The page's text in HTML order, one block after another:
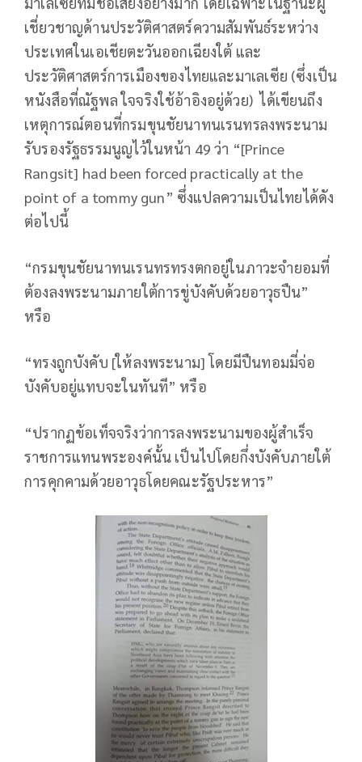
เชี่ยวชาญด้านประวัติศาสตร์ความสัมพันธ์ระหว่าง
ประเทศในเอเชียตะวันออกเฉียงใต้ และ
ประวัติศาสตร์การเมืองของไทยและมาเลเซีย (ซึ่งเป็น
หนังสือที่ณัฐพล ใจจริงใช้อ้าอิงอยู่ด้วย) ได้เขียนถึง
เหตุการณ์ตอนที่กรมขุนชัยนาทนเรนทรลงพระนาม
รับรองรัฐธรรมนูญไว้ในหน้า 49 ว่า “[Prince
Rangsit] had been forced practically at the
point of a tommy gun” ซึ่งแปลความเป็นไทยได้ดัง
ต่อไปนี้
“กรมขุนชัยนาทนเรนทรทรงตกอยู่ในภาวะจำยอมที่
ต้องลงพระนามภายใต้การขู่บังคับด้วยอาวุธปืน”
หรือ
“ทรงถูกบังคับ [ให้ลงพระนาม] โดยมีปืนทอมมี่จ่อ
บังคับอยู่แทบจะในทันที” หรือ
“ปรากฏข้อเท็จจริงว่าการลงพระนามของผู้สำเร็จ
ราชการแทนพระองค์นั้น เป็นไปโดยกึ่งบังคับภายใต้
การคุกคามด้วยอาวุธโดยคณะรัฐประหาร”